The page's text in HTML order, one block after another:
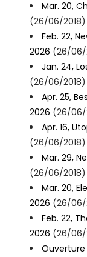
Mar. 20,
(26/06/2018)
Feb. 22,
2026 (26/06/
Jan. 24,
(26/06/2018)
Apr. 25,
2026 (26/06/
Apr. 16,
(26/06/2018)
Mar. 29,
(26/06/2018)
Mar. 20,
2026 (26/06/
Feb. 22,
2026 (26/06/
Ouverture